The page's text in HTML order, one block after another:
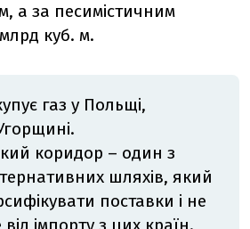
а за песимістичним
куб. м.
газ у Польщі,
коридор – один з
шляхів, який
поставки і не